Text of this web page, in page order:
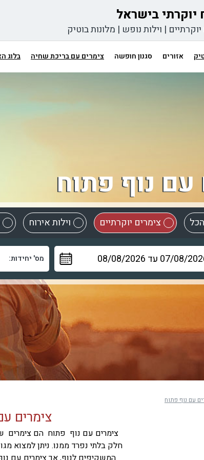
יוקרתי בישראל
| וילות נופש | מלונות בוטיק
אזורים סגנון חופשה צימרים עם בריכת שחיה בלוג
עם נוף פתוח
הכל צימרים יוקרתיים וילות אירוח
מס' יחידות:
עם נוף פתוח
צימרים
צימרים עם נוף פתוח הם צימרים
חלק בלתי נפרד ממנו. ניתן למצוא